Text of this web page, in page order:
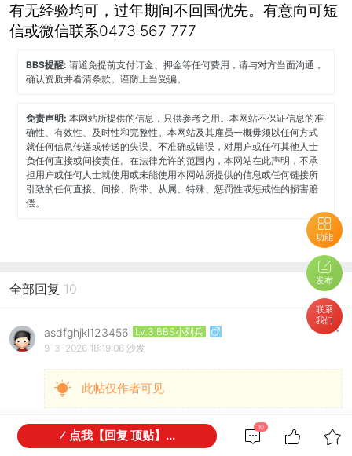
功能
发布
联系
我们
有无经验均可，过年期间不回国优先。有意向可短
信或微信联系0473 567 777
BBS提醒:请避免提前支付订金、押金等任何费用，请与对方当面沟通，
确认资质并看清条款。谨防上当受骗。
免责声明:本网站所提供的信息，只供参考之用。本网站不保证信息的准
确性、有效性、及时性和完整性。本网站及其雇员一概毋须以任何方式
就任何信息传递或传送的失误、不准确或错误，对用户或任何其他人士
负任何直接或间接责任。在法律允许的范围内，本网站在此声明，不承
担用户或任何人士就使用或未能使用本网站所提供的信息或任何链接所
引致的任何直接、间接、附带、从属、特殊、惩罚性或惩戒性的损害赔
偿。
全部回复 10
asdfghjkl123456
Lv.3 BBS小列兵
9-3-2026 18:19:06 沙发
此帖仅作者可见
10
点我【回复 顶贴】...